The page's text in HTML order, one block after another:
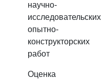
научно-
исследовательских
опытно-
конструкторских
работ
Оценка